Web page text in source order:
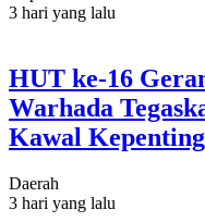
3 hari yang lalu
HUT ke-16
Warhada
Kawal
Daerah
3 hari yang lalu